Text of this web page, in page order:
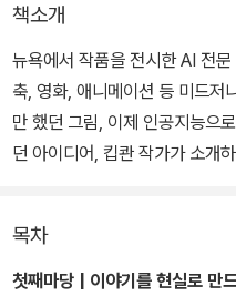
책소개
뉴욕에서 작품을 전시한 AI 전
축, 영화, 애니메이션 등 미드저
만 했던 그림, 이제 인공지능으
던 아이디어, 킵콴 작가가 소개
물론 영화나 애니메이션 등에서
지까지 그래픽을 사용하는 모든
목차
첫째마당 | 이야기를 현실로 만